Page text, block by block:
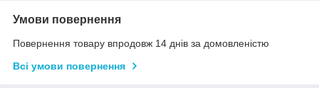
Умови повернення
Повернення товару впродовж 14 днів за домовленістю
Всі умови повернення